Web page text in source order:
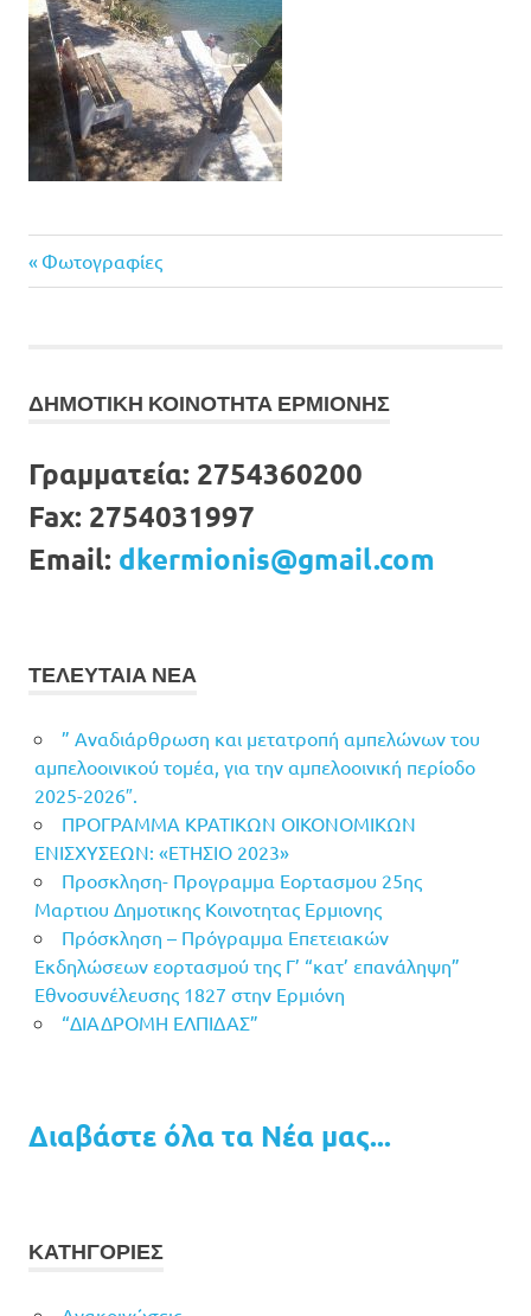
Πλοήγηση
Previous
Post:
Φωτογραφίες
ΔΗΜΟΤΙΚΗ ΚΟΙΝΟΤΗΤΑ ΕΡΜΙΟΝΗΣ
Γραμματεία: 2754360200
Fax: 2754031997
Email: dkermionis@gmail.com
ΤΕΛΕΥΤΑΙΑ ΝΕΑ
” Αναδιάρθρωση και μετατροπή αμπελώνων του
αμπελοοινικού τομέα, για την αμπελοοινική περίοδο
2025-2026″.
ΠΡΟΓΡΑΜΜΑ ΚΡΑΤΙΚΩΝ ΟΙΚΟΝΟΜΙΚΩΝ
ΕΝΙΣΧΥΣΕΩΝ: «ΕΤΗΣΙΟ 2023»
Προσκληση- Προγραμμα Εορτασμου 25ης
Μαρτιου Δημοτικης Κοινοτητας Ερμιονης
Πρόσκληση – Πρόγραμμα Επετειακών
Εκδηλώσεων εορτασμού της Γ’ “κατ’ επανάληψη”
Εθνοσυνέλευσης 1827 στην Ερμιόνη
“ΔΙΑΔΡΟΜΗ ΕΛΠΙΔΑΣ”
Διαβάστε όλα τα Νέα μας...
ΚΑΤΗΓΟΡΙΕΣ